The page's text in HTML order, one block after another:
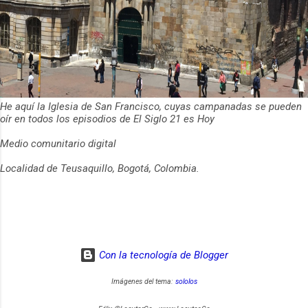
He aquí la Iglesia de San Francisco, cuyas campanadas se pueden
oír en todos los episodios de El Siglo 21 es Hoy
Medio comunitario digital
Localidad de Teusaquillo, Bogotá, Colombia.
Con la tecnología de Blogger
Imágenes del tema: sololos